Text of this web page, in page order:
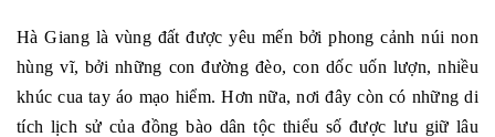
Hà Giang là vùng đất được yêu mến bởi phong cảnh núi non
hùng vĩ, bởi những con đường đèo, con dốc uốn lượn, nhiều
khúc cua tay áo mạo hiểm. Hơn nữa, nơi đây còn có những di
tích lịch sử của đồng bào dân tộc thiểu số được lưu giữ lâu